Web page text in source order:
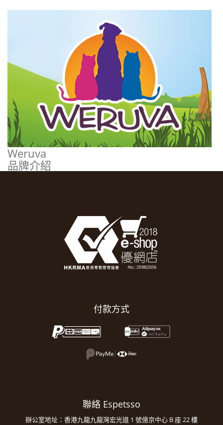
Weruva
品牌介紹
付款方式
聯絡 Espetsso
辦公室地址：香港九龍九龍灣宏光道 1 號億京中心 B 座 22 樓